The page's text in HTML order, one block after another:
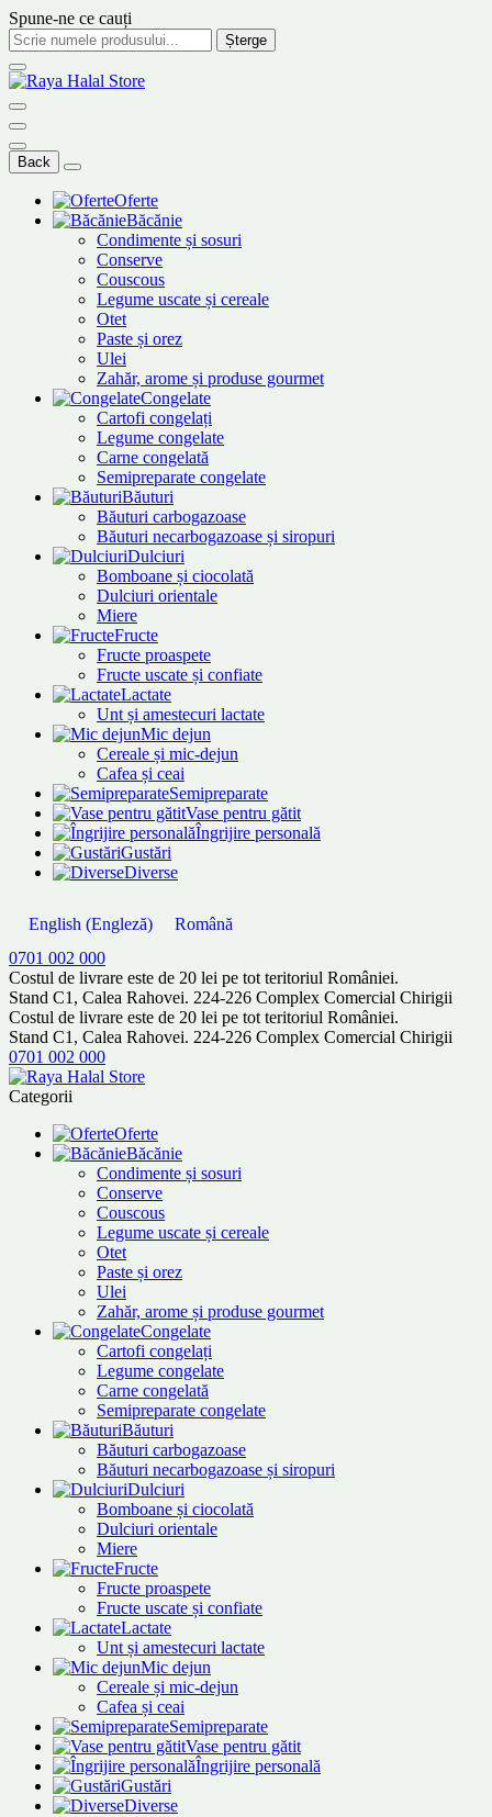
Spune-ne ce cauți
Șterge
Back
Oferte
Băcănie
Condimente și sosuri
Conserve
Couscous
Legume uscate și cereale
Otet
Paste și orez
Ulei
Zahăr, arome și produse gourmet
Congelate
Cartofi congelați
Legume congelate
Carne congelată
Semipreparate congelate
Băuturi
Băuturi carbogazoase
Băuturi necarbogazoase și siropuri
Dulciuri
Bomboane și ciocolată
Dulciuri orientale
Miere
Fructe
Fructe proaspete
Fructe uscate și confiate
Lactate
Unt și amestecuri lactate
Mic dejun
Cereale și mic-dejun
Cafea și ceai
Semipreparate
Vase pentru gătit
Îngrijire personală
Gustări
Diverse
English (Engleză)
Română
0701 002 000
Costul de livrare este de 20 lei pe tot teritoriul României.
Stand C1, Calea Rahovei. 224-226 Complex Comercial Chirigii
Costul de livrare este de 20 lei pe tot teritoriul României.
Stand C1, Calea Rahovei. 224-226 Complex Comercial Chirigii
0701 002 000
Categorii
Oferte
Băcănie
Condimente și sosuri
Conserve
Couscous
Legume uscate și cereale
Otet
Paste și orez
Ulei
Zahăr, arome și produse gourmet
Congelate
Cartofi congelați
Legume congelate
Carne congelată
Semipreparate congelate
Băuturi
Băuturi carbogazoase
Băuturi necarbogazoase și siropuri
Dulciuri
Bomboane și ciocolată
Dulciuri orientale
Miere
Fructe
Fructe proaspete
Fructe uscate și confiate
Lactate
Unt și amestecuri lactate
Mic dejun
Cereale și mic-dejun
Cafea și ceai
Semipreparate
Vase pentru gătit
Îngrijire personală
Gustări
Diverse